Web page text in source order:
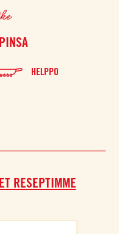
HELPPO
RESEPTIMME